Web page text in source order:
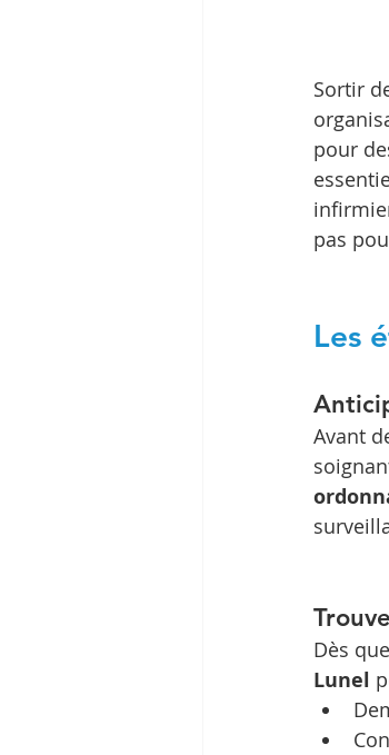
Sortir
pour
pas
Les
Avant
Dès
Lunel